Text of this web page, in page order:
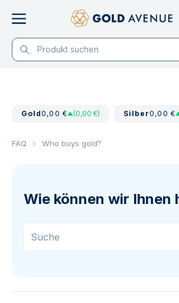
Gold0,00 € (0,00 €) Silber0,00 €
FAQ Who buys gold?
Wie können wir Ihnen